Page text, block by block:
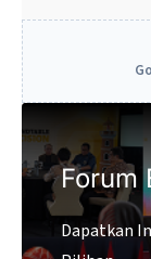
Forum
Dapatkan